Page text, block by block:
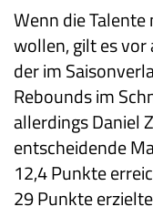
Wenn die
wollen, gilt es vor
der im
Rebounds im
allerdings Daniel
entscheidende
12,4 Punkte
29 Punkte